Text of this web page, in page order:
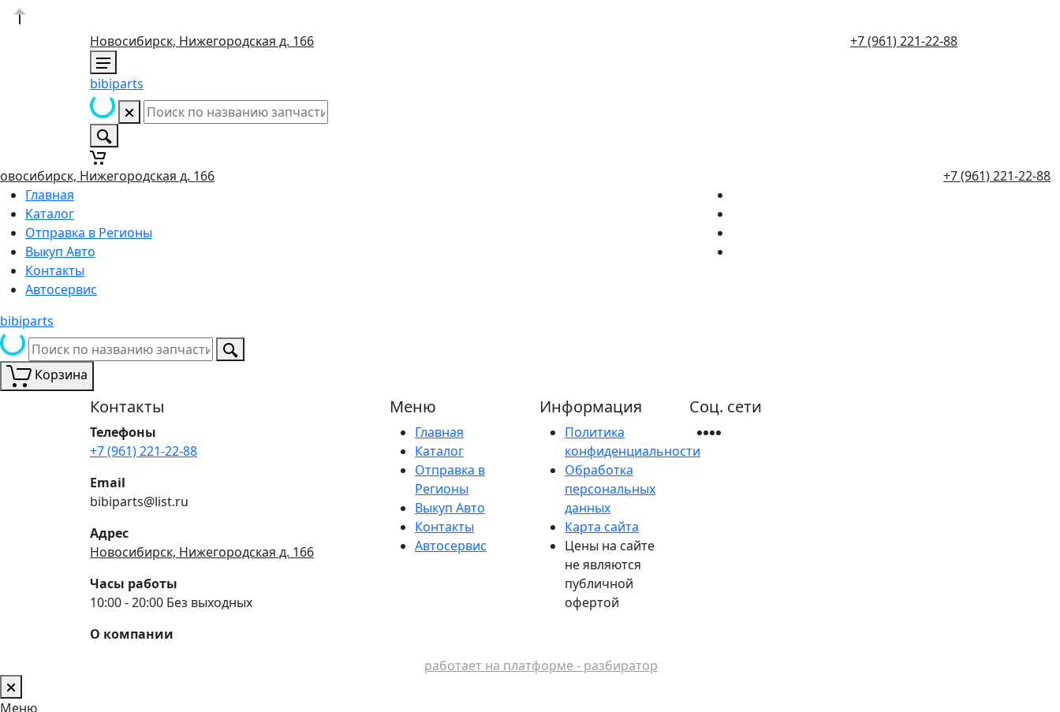
Новосибирск, Нижегородская д. 166 +7 (961) 221-22-88
bibiparts
Нижегородская д. 166
+7 (961) 221-22-88
Главная
Каталог
Отправка в Регионы
Выкуп Авто
Контакты
Автосервис
bibiparts
Корзина
Контакты
Телефоны
+7 (961) 221-22-88
Email
bibiparts@list.ru
Адрес
Новосибирск, Нижегородская д. 166
Часы работы
10:00 - 20:00 Без выходных
О компании
Меню
Главная
Каталог
Отправка в
Регионы
Выкуп Авто
Контакты
Автосервис
Информация
Политика
конфиденциальности
Обработка
персональных
данных
Карта сайта
Цены на сайте
не являются
публичной
офертой
Соц. сети
работает на платформе - разбиратор
Меню